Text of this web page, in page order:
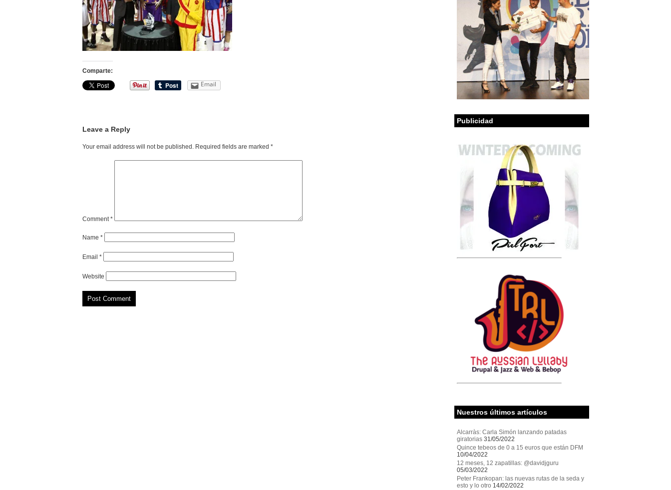
Comparte:
Email
Leave a Reply
Your email address will not be published. Required fields are marked *
Comment*
Name *
Email *
Website
Publicidad
Nuestros últimos artículos
Alcarràs: Carla Simón lanzando patadas
giratorias 31/05/2022
Quince tebeos de 0 a 15 euros que están DFM
10/04/2022
12 meses, 12 zapatillas: @davidjguru
05/03/2022
Peter Frankopan: las nuevas rutas de la seda y
esto y lo otro 14/02/2022